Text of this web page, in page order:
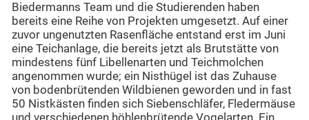
Biedermanns Team und die Studierenden haben
bereits eine Reihe von Projekten umgesetzt. Auf einer
zuvor ungenutzten Rasenfläche entstand erst im Juni
eine Teichanlage, die bereits jetzt als Brutstätte von
mindestens fünf Libellenarten und Teichmolchen
angenommen wurde; ein Nisthügel ist das Zuhause
von bodenbrütenden Wildbienen geworden und in fast
50 Nistkästen finden sich Siebenschläfer, Fledermäuse